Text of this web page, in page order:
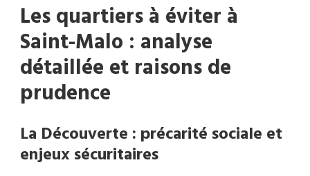
Les quartiers à éviter à
Saint-Malo : analyse
détaillée et raisons de
prudence
La Découverte : précarité sociale et
enjeux sécuritaires